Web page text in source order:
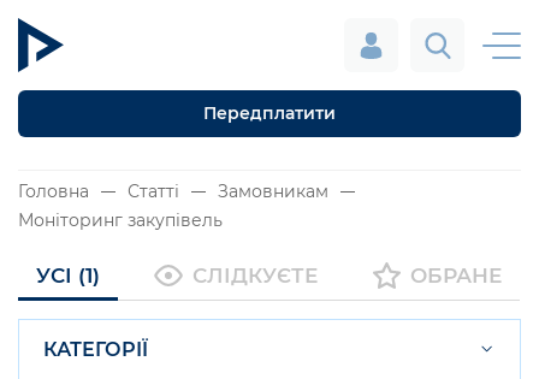
Передплатити
Головна Статті
Замовникам
Моніторинг закупівель
УСІ (1) СЛІДКУЄТЕ ОБРАНЕ
КАТЕГОРІЇ